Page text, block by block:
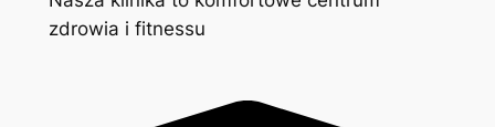
zdrowia i fitnessu